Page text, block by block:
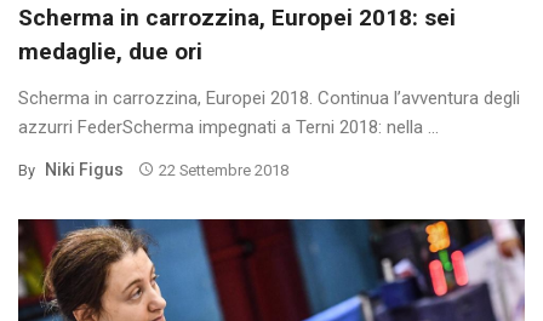
Scherma in carrozzina, Europei 2018: sei
medaglie, due ori
Scherma in carrozzina, Europei 2018. Continua l’avventura degli
azzurri FederScherma impegnati a Terni 2018: nella ...
By Niki Figus 22 Settembre 2018